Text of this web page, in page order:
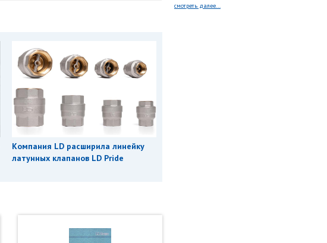
Компания LD расширила линейку
латунных клапанов LD Pride
смотреть далее...